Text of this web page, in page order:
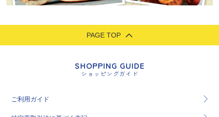
PAGE TOP
SHOPPING GUIDE
ショッピングガイド
ご利用ガイド